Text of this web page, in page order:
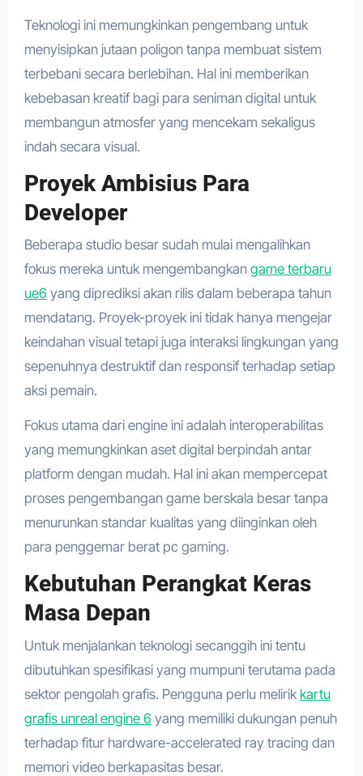
Teknologi ini memungkinkan pengembang untuk
menyisipkan jutaan poligon tanpa membuat sistem
terbebani secara berlebihan. Hal ini memberikan
kebebasan kreatif bagi para seniman digital untuk
membangun atmosfer yang mencekam sekaligus
indah secara visual.
Proyek Ambisius Para
Developer
Beberapa studio besar sudah mulai mengalihkan
fokus mereka untuk mengembangkan game terbaru
ue6 yang diprediksi akan rilis dalam beberapa tahun
mendatang. Proyek-proyek ini tidak hanya mengejar
keindahan visual tetapi juga interaksi lingkungan yang
sepenuhnya destruktif dan responsif terhadap setiap
aksi pemain.
Fokus utama dari engine ini adalah interoperabilitas
yang memungkinkan aset digital berpindah antar
platform dengan mudah. Hal ini akan mempercepat
proses pengembangan game berskala besar tanpa
menurunkan standar kualitas yang diinginkan oleh
para penggemar berat pc gaming.
Kebutuhan Perangkat Keras
Masa Depan
Untuk menjalankan teknologi secanggih ini tentu
dibutuhkan spesifikasi yang mumpuni terutama pada
sektor pengolah grafis. Pengguna perlu melirik kartu
grafis unreal engine 6 yang memiliki dukungan penuh
terhadap fitur hardware-accelerated ray tracing dan
memori video berkapasitas besar.